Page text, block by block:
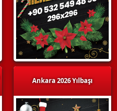
Ankara 2026 Yılbaşı